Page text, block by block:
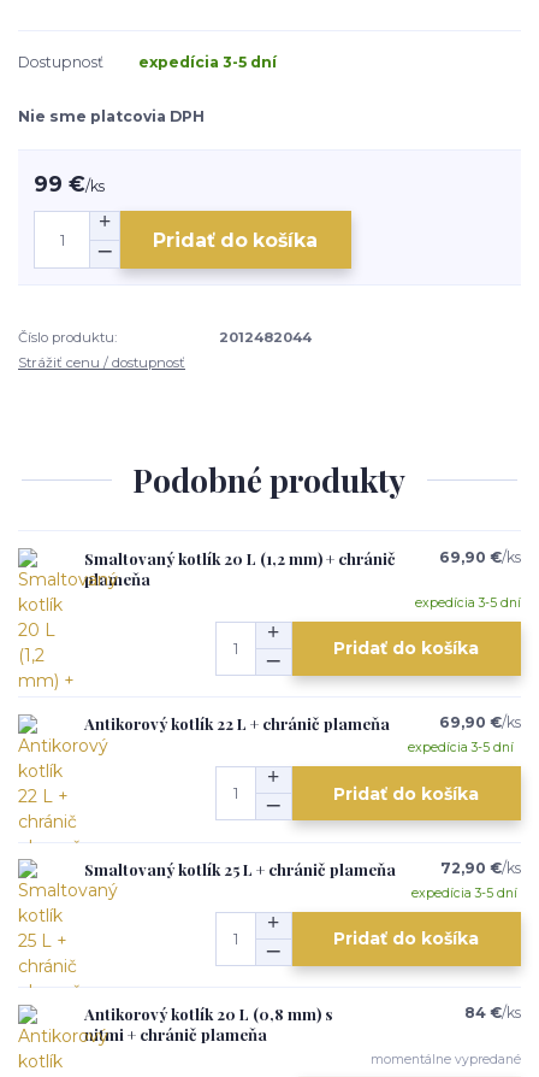
Dostupnosť expedícia 3-5 dní
Nie sme platcovia DPH
99 €/ks
Pridať do košíka
Číslo produktu:
2012482044
Strážiť cenu / dostupnosť
Podobné produkty
Smaltovaný kotlík 20 L (1,2 mm) + chránič
plameňa
69,90 €/ks
expedícia 3-5 dní
Pridať do košíka
Antikorový kotlík 22 L + chránič plameňa 69,90 €/ks
expedícia 3-5 dní
Pridať do košíka
Smaltovaný kotlík 25 L + chránič plameňa 72,90 €/ks
expedícia 3-5 dní
Pridať do košíka
Antikorový kotlík 20 L (0,8 mm) s
nitmi + chránič plameňa
84 €/ks
momentálne vypredané